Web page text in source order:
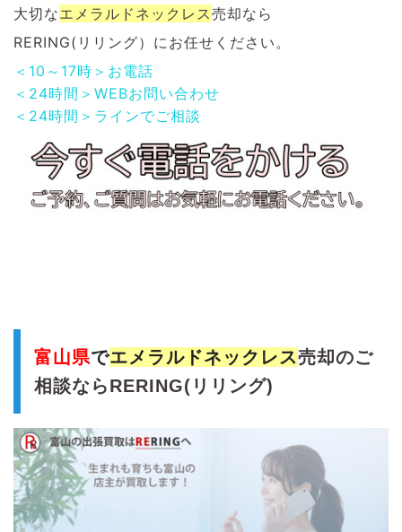
大切なエメラルドネックレス売却なら
RERING(リリング）にお任せください。
＜10～17時＞お電話
＜24時間＞WEBお問い合わせ
＜24時間＞ラインでご相談
富山県でエメラルドネックレス売却のご
相談ならRERING(リリング)